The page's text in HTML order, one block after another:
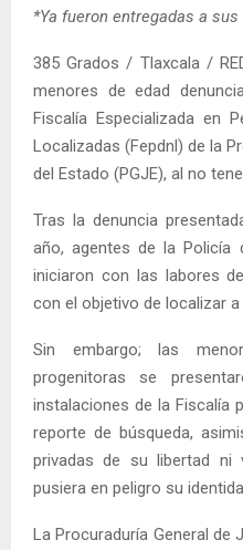
*Ya fueron entregadas a
385 Grados / Tlaxcala /
menores de edad
Fiscalía Especializada en
Localizadas (Fepdnl) de la
del Estado (PGJE), al no
Tras la denuncia
año, agentes de la Policía
iniciaron con las labores
con el objetivo de localizar a
Sin embargo; las
progenitoras se
instalaciones de la Fiscalía
reporte de búsqueda,
privadas de su libertad ni
pusiera en peligro su
La Procuraduría General de